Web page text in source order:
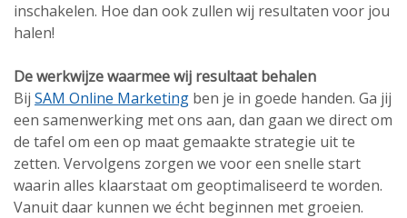
inschakelen. Hoe dan ook zullen wij resultaten voor jou
halen!
De werkwijze waarmee wij resultaat behalen
Bij SAM Online Marketing ben je in goede handen. Ga jij
een samenwerking met ons aan, dan gaan we direct om
de tafel om een op maat gemaakte strategie uit te
zetten. Vervolgens zorgen we voor een snelle start
waarin alles klaarstaat om geoptimaliseerd te worden.
Vanuit daar kunnen we écht beginnen met groeien.